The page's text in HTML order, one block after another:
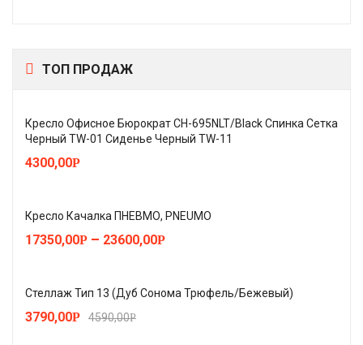
ТОП ПРОДАЖ
Кресло Офисное Бюрократ CH-695NLT/Black Спинка Сетка
Черный TW-01 Сиденье Черный TW-11
4300,00Р
Кресло Качалка ПНЕВМО, PNEUMO
17350,00Р – 23600,00Р
Стеллаж Тип 13 (Дуб Сонома Трюфель/Бежевый)
4590,00Р
3790,00Р